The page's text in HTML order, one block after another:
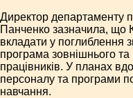
Директор департаменту
Панченко зазначила, що
вкладати у поглиблення
програма зовнішнього
працівників. У планах
персоналу та програми
навчання.